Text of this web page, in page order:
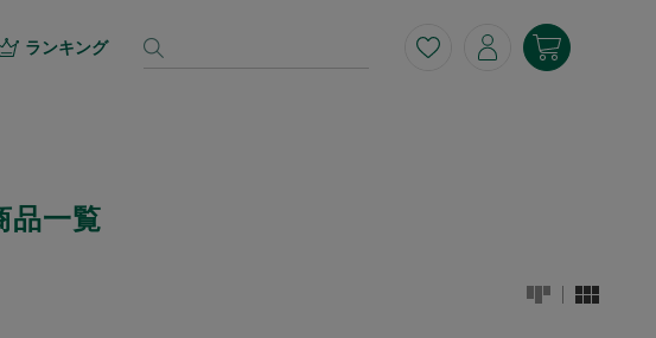
ランキング
品一覧